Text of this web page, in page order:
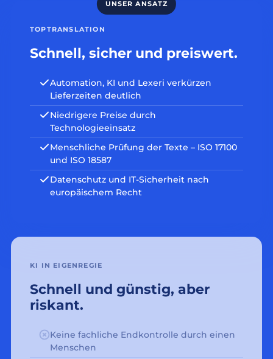
TOPTRANSLATION
Schnell, sicher und preiswert.
Automation, KI und Lexeri verkürzen
Lieferzeiten deutlich
Niedrigere Preise durch
Technologieeinsatz
Menschliche Prüfung der Texte – ISO 17100
und ISO 18587
Datenschutz und IT-Sicherheit nach
europäischem Recht
KI IN EIGENREGIE
Schnell und günstig, aber
riskant.
Keine fachliche Endkontrolle durch einen
Menschen